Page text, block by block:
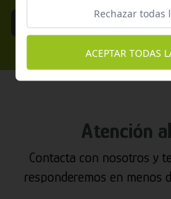
Atención
Contacta con nosotros y
responderemos en menos
Rechazar todas
ACEPTAR TODAS